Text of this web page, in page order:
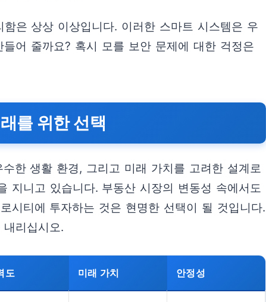
은 상상 이상입니다. 이러한 스마트 시스템은 우
어 줄까요? 혹시 모를 보안 문제에 대한 걱정은
를 위한 선택
한 생활 환경, 그리고 미래 가치를 고려한 설계로
지니고 있습니다. 부동산 시장의 변동성 속에서도
시티에 투자하는 것은 현명한 선택이 될 것입니다.
리십시오.
도 미래 가치 안정성